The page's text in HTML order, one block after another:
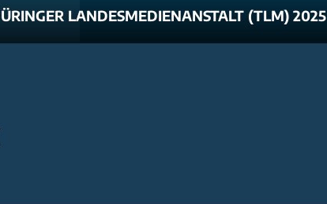
LANDESMEDIENANSTALT (TLM) 2025